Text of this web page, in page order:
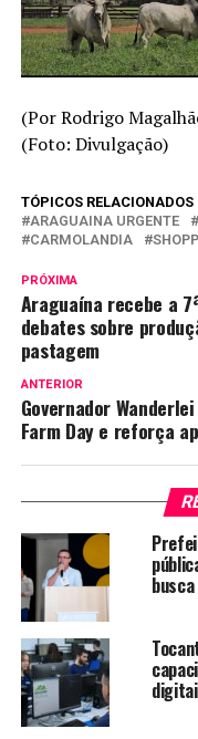
(Por Rodrigo
(Foto: Divulgação)
TÓPICOS RELACIONADOS
ARAGUAINA URGENTE
CARMOLANDIA
PRÓXIMA
Araguaína recebe a
debates sobre
pastagem
ANTERIOR
Governador
Farm Day e reforça